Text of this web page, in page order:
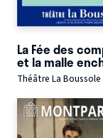
La Fée des
et la malle
Théâtre La Boussole